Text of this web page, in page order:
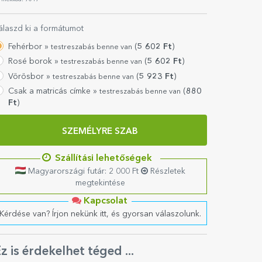
ki a formátumot
Fehérbor » testreszabás benne van (5 602 Ft)
Rosé borok » testreszabás benne van (5 602 Ft )
Vörösbor » testreszabás benne van (5 923 Ft )
Csak a matricás címke » testreszabás benne van ( 880
Ft )
SZEMÉLYRE SZAB
Szállítási lehetőségek
Magyarországi futár: 2 000 Ft
Részletek
megtekintése
Kapcsolat
van? Írjon nekünk itt, és gyorsan válaszolunk.
is érdekelhet téged ...